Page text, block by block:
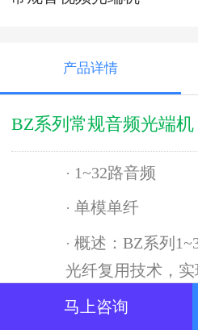
产品详情
BZ系列常规音频光端机
· 1~32路音频
·单模单纤
·概述 ：BZ系列
光纤复用技术，
以太网、语音、
马上咨询